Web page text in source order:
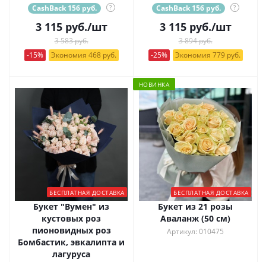
CashBack 156 руб. ?
3 115руб./шт
3 583 руб.
-15%
Экономия 468 руб.
CashBack 156 руб. ?
3 115руб./шт
3 894 руб.
-25%
Экономия 779 руб.
БЕСПЛАТНАЯ ДОСТАВКА
Букет "Вумен" из
кустовых роз
пионовидных роз
Бомбастик, эвкалипта и
лагуруса
НОВИНКА
БЕСПЛАТНАЯ ДОСТАВКА
Букет из 21 розы
Аваланж (50 см)
Артикул: 010475